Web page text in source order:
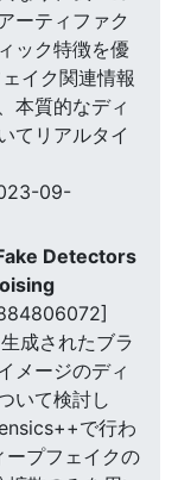
ーティファク
ック特徴を優
イク関連情報
本質的なディ
てリアルタイ
09-
Detectors
成されたブラ
メージのディ
いて検討し
で行わ
ープフェイクの